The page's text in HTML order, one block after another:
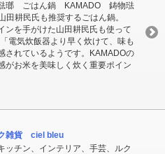
琺瑯 ごはん鍋 KAMADO 鋳物琺
田耕民氏も推奨するごはん鍋。
ンを手がけた山田耕民氏も使って
電気炊飯器より早く炊けて、味も
されているようです。KAMADOの
がお米を美味しく炊く重要ポイン
雑貨 ciel bleu
ッチン、インテリア、手芸、ルク